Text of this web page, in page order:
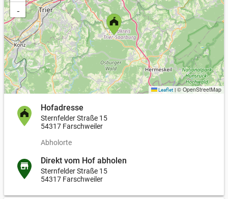
−
Leaflet | © OpenStreetMap
Hofadresse
Sternfelder Straße 15
54317 Farschweiler
Abholorte
Direkt vom Hof abholen
Sternfelder Straße 15
54317 Farschweiler